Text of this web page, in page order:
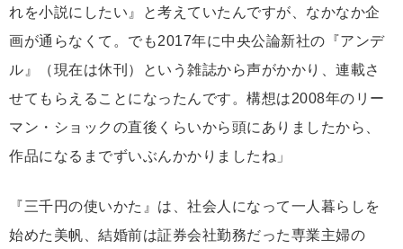
れを小説にしたい』と考えていたんですが、なかなか企
画が通らなくて。でも2017年に中央公論新社の『アンデ
ル』（現在は休刊）という雑誌から声がかかり、連載さ
せてもらえることになったんです。構想は2008年のリー
マン・ショックの直後くらいから頭にありましたから、
作品になるまでずいぶんかかりましたね」
『三千円の使いかた』は、社会人になって一人暮らしを
始めた美帆、結婚前は証券会社勤務だった専業主婦の